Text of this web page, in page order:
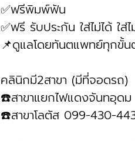
✅ฟรีพิมพ์ฟัน
✅ฟรี รับประกัน ใส่ไม่ได้ ใ
📌ดูแลโดยทันตแพทย์ทุกขั้
คลินิกมี2สาขา (มีที่จอดรถ)
☎️สาขาแยกไฟแดงจันทอุด
☎️สาขาโลตัส 099-430-